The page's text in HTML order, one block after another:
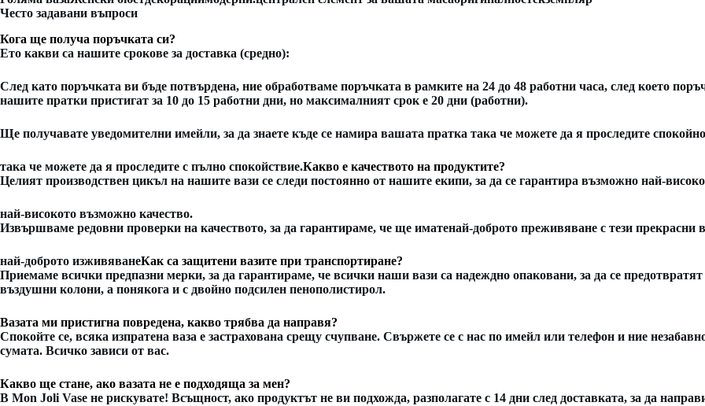
Често задавани въпроси
Кога ще получа поръчката си?
Ето какви са нашите срокове за доставка (средно):
След като поръчката ви бъде потвърдена, ние обработваме поръчката в рамките на 24 до 48 работни часа, след което
нашите пратки пристигат за 10 до 15 работни дни, но максималният срок е 20 дни (работни).
Ще получавате уведомителни имейли, за да знаете къде се намира вашата пратка така че можете да я проследите
така че можете да я проследите с пълно спокойствие.Какво е качеството на продуктите?
Целият производствен цикъл на нашите вази се следи постоянно от нашите екипи, за да се гарантира възможно най-
най-високото възможно качество.
Извършваме редовни проверки на качеството, за да гарантираме, че ще иматенай-доброто преживяване с тези прекрасни
най-доброто изживяванеКак са защитени вазите при транспортиране?
Приемаме всички предпазни мерки, за да гарантираме, че всички наши вази са надеждно опаковани, за да се
въздушни колони, а понякога и с двойно подсилен пенополистирол.
Вазата ми пристигна повредена, какво трябва да направя?
Спокойте се, всяка изпратена ваза е застрахована срещу счупване. Свържете се с нас по имейл или телефон и ние
сумата. Всичко зависи от вас.
Какво ще стане, ако вазата не е подходяща за мен?
В Mon Joli Vase не рискувате! Всъщност, ако продуктът не ви подхожда, разполагате с 14 дни след доставката, за да